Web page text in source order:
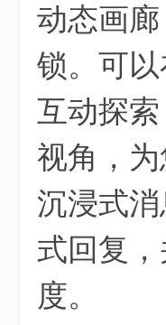
动态画
锁。可
互动探
视角，
沉浸式
式回复
度。